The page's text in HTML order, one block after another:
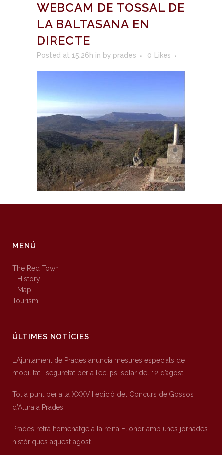
WEBCAM DE TOSSAL DE
LA BALTASANA EN
DIRECTE
Posted at 15:26h in by prades 0 Likes
MENÚ
The Red Town
History
Map
Tourism
ÚLTIMES NOTÍCIES
L’Ajuntament de Prades anuncia mesures especials de
mobilitat i seguretat per a l’eclipsi solar del 12 d’agost
Tot a punt per a la XXXVII edició del Concurs de Gossos
d’Atura a Prades
Prades retrà homenatge a la reina Elionor amb unes jornades
històriques aquest agost